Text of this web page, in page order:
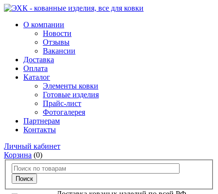
О компании
Новости
Отзывы
Вакансии
Доставка
Оплата
Каталог
Элементы ковки
Готовые изделия
Прайс-лист
Фотогалерея
Партнерам
Контакты
Личный кабинет
Корзина (0)